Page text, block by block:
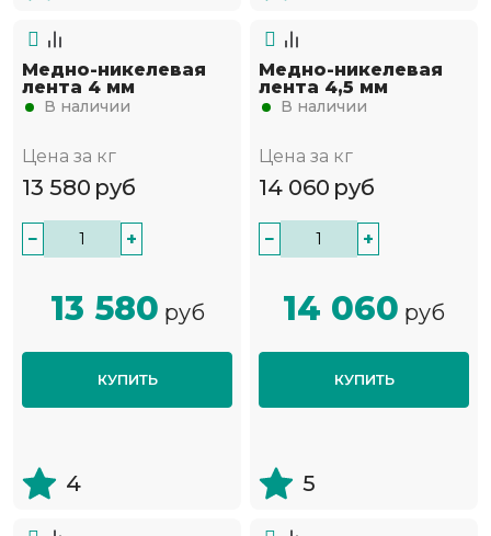
Медно-никелевая
лента 4 мм
В наличии
Цена за кг
13 580 руб
− +
13 580 руб
КУПИТЬ
4
Медно-никелевая
лента 4,5 мм
В наличии
Цена за кг
14 060 руб
− +
14 060 руб
КУПИТЬ
5